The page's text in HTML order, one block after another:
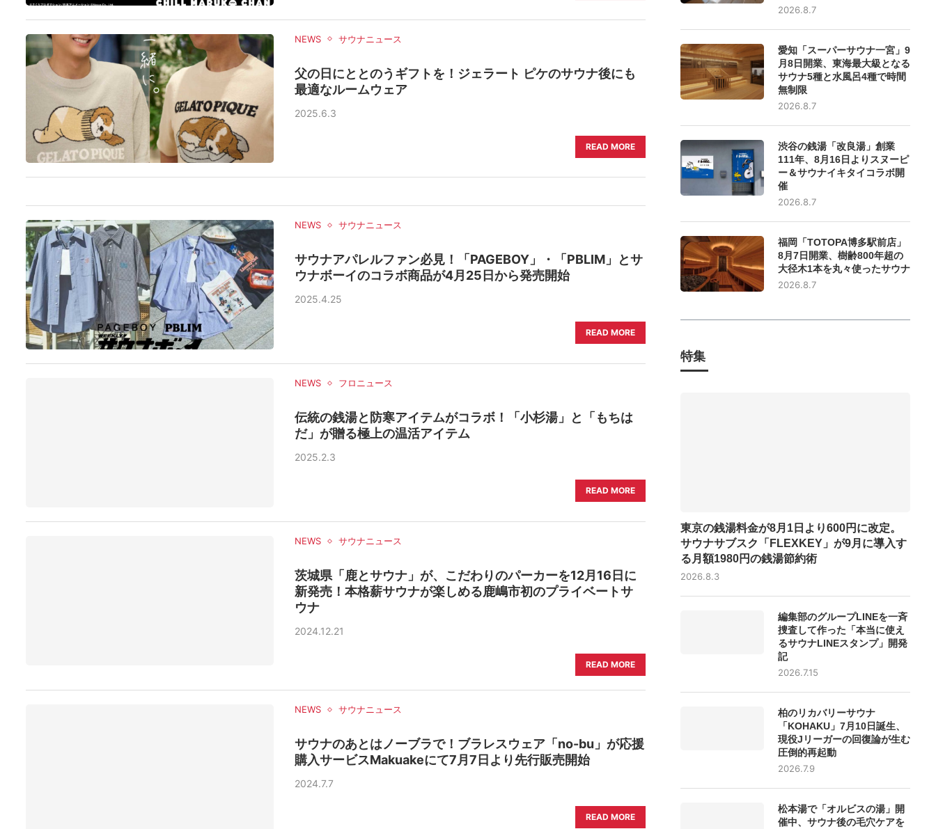
NEWS サウナニュース
父の日にととのうギフトを！ジェラート ピケのサウナ後にも
最適なルームウェア
2025.6.3
READ MORE
NEWS サウナニュース
サウナアパレルファン必見！「PAGEBOY」・「PBLIM」とサ
ウナボーイのコラボ商品が4月25日から発売開始
2025.4.25
READ MORE
NEWS フロニュース
伝統の銭湯と防寒アイテムがコラボ！「小杉湯」と「もちは
だ」が贈る極上の温活アイテム
2025.2.3
READ MORE
NEWS サウナニュース
茨城県「鹿とサウナ」が、こだわりのパーカーを12月16日に
新発売！本格薪サウナが楽しめる鹿嶋市初のプライベートサ
ウナ
2024.12.21
READ MORE
NEWS サウナニュース
サウナのあとはノーブラで！ブラレスウェア「no-bu」が応援
購入サービスMakuakeにて7月7日より先行販売開始
2024.7.7
READ MORE
2026.8.7
愛知「スーパーサウナ一宮」9
月8日開業、東海最大級となる
サウナ5種と水風呂4種で時間
無制限
2026.8.7
渋谷の銭湯「改良湯」創業
111年、8月16日よりスヌーピ
ー＆サウナイキタイコラボ開
催
2026.8.7
福岡「TOTOPA博多駅前店」
8月7日開業、樹齢800年超の
大径木1本を丸々使ったサウナ
2026.8.7
特集
東京の銭湯料金が8月1日より600円に改定。
サウナサブスク「FLEXKEY」が9月に導入す
る月額1980円の銭湯節約術
2026.8.3
編集部のグループLINEを一斉
捜査して作った「本当に使え
るサウナLINEスタンプ」開発
記
2026.7.15
柏のリカバリーサウナ
「KOHAKU」7月10日誕生、
現役Jリーガーの回復論が生む
圧倒的再起動
2026.7.9
松本湯で「オルビスの湯」開
催中、サウナ後の毛穴ケアを